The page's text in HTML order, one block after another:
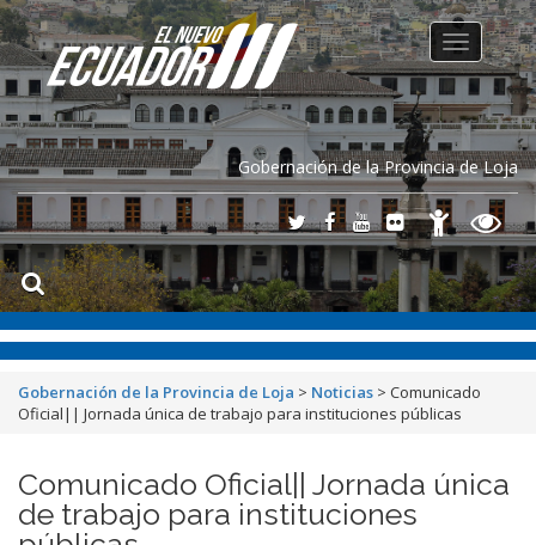
Gobernación de la Provincia de Loja
Toggle
navigation
Gobernación de la Provincia de Loja > Noticias > Comunicado
Oficial|| Jornada única de trabajo para instituciones públicas
Comunicado Oficial|| Jornada única
de trabajo para instituciones